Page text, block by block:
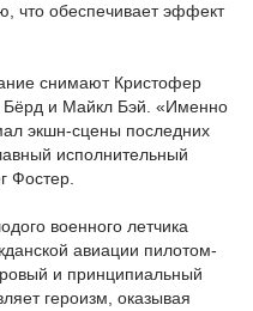
что обеспечивает эффект
снимают Кристофер
и Майкл Бэй. «Именно
экшн-сцены последних
исполнительный
Фостер.
военного летчика
авиации пилотом-
и принципиальный
героизм, оказывая